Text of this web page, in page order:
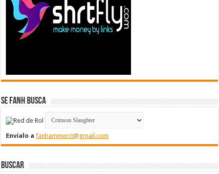
Se FanH Busca
Envíalo afanhammerct@gmail.com
Buscar